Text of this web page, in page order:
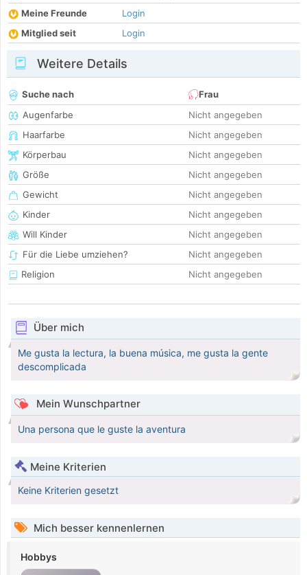
Meine Freunde
Login
Mitglied seit
Login
Weitere Details
Suche nach
Frau
Augenfarbe
Nicht angegeben
Haarfarbe
Nicht angegeben
Körperbau
Nicht angegeben
Größe
Nicht angegeben
Gewicht
Nicht angegeben
Kinder
Nicht angegeben
Will Kinder
Nicht angegeben
Für die Liebe umziehen?
Nicht angegeben
Religion
Nicht angegeben
Über mich
Me gusta la lectura, la buena música, me gusta la gente
descomplicada
Mein Wunschpartner
Una persona que le guste la aventura
Meine Kriterien
Keine Kriterien gesetzt
Mich besser kennenlernen
Hobbys